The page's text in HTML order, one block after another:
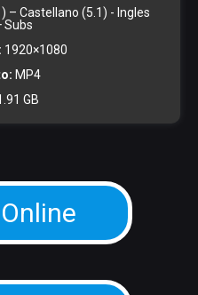
– Castellano (5.1) - Ingles
Subs
1920×1080
MP4
GB